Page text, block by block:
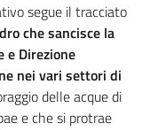
segue il tracciato
che sancisce la
e Direzione
nei vari settori di
delle acque di
e che si protrae